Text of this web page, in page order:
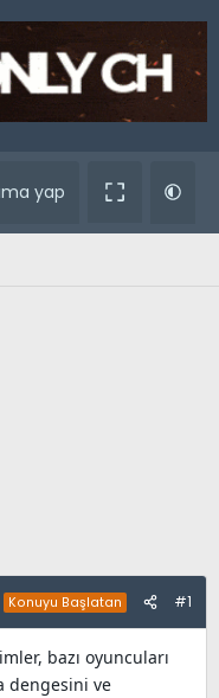
yap
Konuyu Başlatan #1
bazı oyuncuları
dengesini ve